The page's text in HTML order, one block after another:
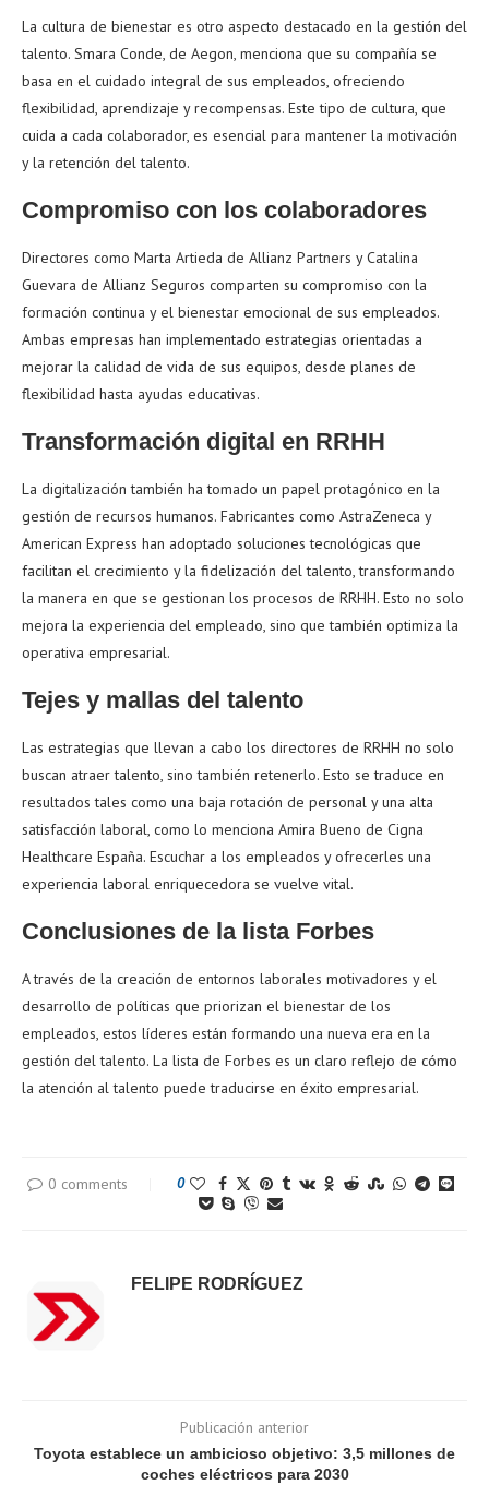
La cultura de bienestar es otro aspecto destacado en la gestión del
talento. Smara Conde, de Aegon, menciona que su compañía se
basa en el cuidado integral de sus empleados, ofreciendo
flexibilidad, aprendizaje y recompensas. Este tipo de cultura, que
cuida a cada colaborador, es esencial para mantener la motivación
y la retención del talento.
Compromiso con los colaboradores
Directores como Marta Artieda de Allianz Partners y Catalina
Guevara de Allianz Seguros comparten su compromiso con la
formación continua y el bienestar emocional de sus empleados.
Ambas empresas han implementado estrategias orientadas a
mejorar la calidad de vida de sus equipos, desde planes de
flexibilidad hasta ayudas educativas.
Transformación digital en RRHH
La digitalización también ha tomado un papel protagónico en la
gestión de recursos humanos. Fabricantes como AstraZeneca y
American Express han adoptado soluciones tecnológicas que
facilitan el crecimiento y la fidelización del talento, transformando
la manera en que se gestionan los procesos de RRHH. Esto no solo
mejora la experiencia del empleado, sino que también optimiza la
operativa empresarial.
Tejes y mallas del talento
Las estrategias que llevan a cabo los directores de RRHH no solo
buscan atraer talento, sino también retenerlo. Esto se traduce en
resultados tales como una baja rotación de personal y una alta
satisfacción laboral, como lo menciona Amira Bueno de Cigna
Healthcare España. Escuchar a los empleados y ofrecerles una
experiencia laboral enriquecedora se vuelve vital.
Conclusiones de la lista Forbes
A través de la creación de entornos laborales motivadores y el
desarrollo de políticas que priorizan el bienestar de los
empleados, estos líderes están formando una nueva era en la
gestión del talento. La lista de Forbes es un claro reflejo de cómo
la atención al talento puede traducirse en éxito empresarial.
0 comments 0
FELIPE RODRÍGUEZ
Publicación anterior
Toyota establece un ambicioso objetivo: 3,5 millones de
coches eléctricos para 2030